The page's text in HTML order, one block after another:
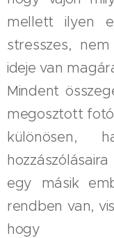
mellett ilyen
stresszes,
ideje van
Mindent
megosztott
különösen,
egy másik
rendben van,
hogy